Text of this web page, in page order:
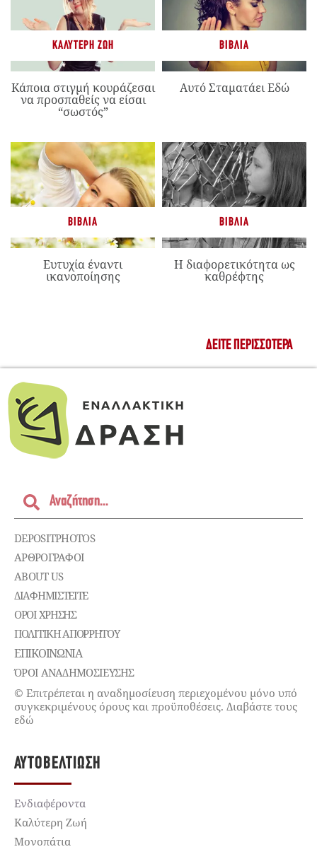
ΚΑΛΎΤΕΡΗ ΖΩΉ
Κάποια στιγμή κουράζεσαι
να προσπαθείς να είσαι
“σωστός”
ΒΙΒΛΊΑ
Αυτό Σταματάει Εδώ
ΒΙΒΛΊΑ
Ευτυχία έναντι
ικανοποίησης
ΒΙΒΛΊΑ
Η διαφορετικότητα ως
καθρέφτης
ΔΕΊΤΕ ΠΕΡΙΣΣΌΤΕΡΑ
DEPOSITPHOTOS
ΑΡΘΡΟΓΡΑΦΟΙ
ABOUT US
ΔΙΑΦΗΜΙΣΤΕΊΤΕ
ΌΡΟΙ ΧΡΉΣΗΣ
ΠΟΛΙΤΙΚΉ ΑΠΟΡΡΉΤΟΥ
ΕΠΙΚΟΙΝΩΝΊΑ
ΌΡΟΙ ΑΝΑΔΗΜΟΣΙΕΥΣΗΣ
© Επιτρέπεται η αναδημοσίευση περιεχομένου μόνο υπό
συγκεκριμένους όρους και προϋποθέσεις. Διαβάστε τους
εδώ
ΑΥΤΟΒΕΛΤΊΩΣΗ
Ενδιαφέροντα
Καλύτερη Ζωή
Μονοπάτια